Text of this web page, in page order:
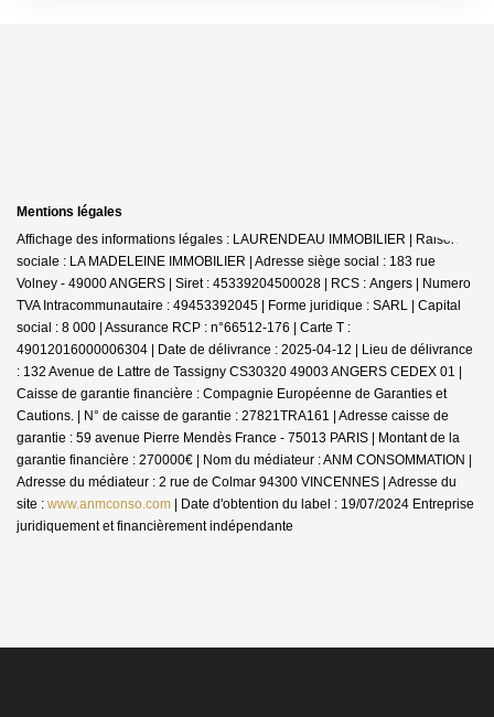
Mentions légales
Affichage des informations légales : LAURENDEAU IMMOBILIER | Raison
sociale : LA MADELEINE IMMOBILIER | Adresse siège social : 183 rue
Volney - 49000 ANGERS | Siret : 45339204500028 | RCS : Angers | Numero
TVA Intracommunautaire : 49453392045 | Forme juridique : SARL | Capital
social : 8 000 | Assurance RCP : n°66512-176 | Carte T :
49012016000006304 | Date de délivrance : 2025-04-12 | Lieu de délivrance
: 132 Avenue de Lattre de Tassigny CS30320 49003 ANGERS CEDEX 01 |
Caisse de garantie financière : Compagnie Européenne de Garanties et
Cautions. | N° de caisse de garantie : 27821TRA161 | Adresse caisse de
garantie : 59 avenue Pierre Mendès France - 75013 PARIS | Montant de la
garantie financière : 270000€ | Nom du médiateur : ANM CONSOMMATION |
Adresse du médiateur : 2 rue de Colmar 94300 VINCENNES | Adresse du
site : www.anmconso.com | Date d'obtention du label : 19/07/2024 Entreprise
juridiquement et financièrement indépendante